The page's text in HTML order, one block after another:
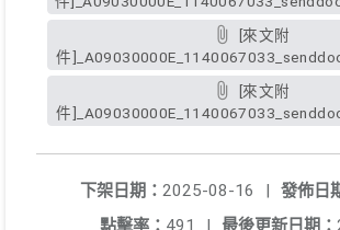
件
件
發佈日
下架日期： 2025-08-16
|
最後更新日期：
點擊率： 491 |